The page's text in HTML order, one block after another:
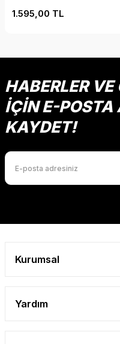
1.595,00 TL
HABERLER VE
İÇİN E-POSTA
KAYDET!
Kurumsal
Yardım